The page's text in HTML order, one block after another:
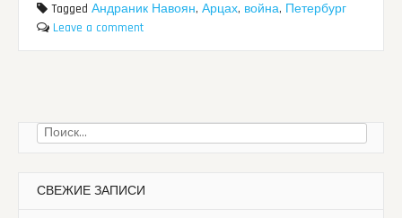
TaggedАндраник Навоян,Арцах, война, Петербург
Leave a comment
Найти:
СВЕЖИЕ ЗАПИСИ